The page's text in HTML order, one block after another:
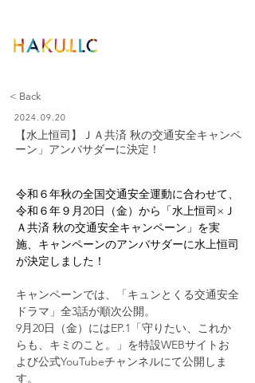
< Back
2024.09.20
【水上恒司】ＪＡ共済 秋の交通安全キャンペ
ーン」アンバサダーに決定！
令和６年秋の全国交通安全運動に合わせて、
令和６年９月20日（金）から「水上恒司×Ｊ
Ａ共済 秋の交通安全キャンペーン」を実
施、キャンペーンのアンバサダーに水上恒司
が決定しました！
キャンペーンでは、「キュンとくる交通安全
ドラマ」全3話が順次公開。
9月20日（金）にはEP.1「守りたい、これか
らも、キミのこと。」を特設WEBサイトお
よび公式YouTubeチャンネルにて公開しま
す。